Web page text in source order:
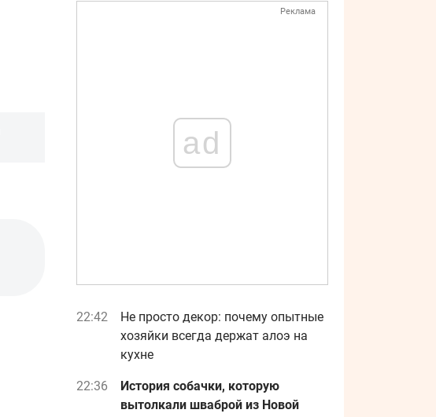
Реклама
ad
22:42
Не просто декор: почему опытные
хозяйки всегда держат алоэ на
кухне
22:36
История собачки, которую
вытолкали шваброй из Новой